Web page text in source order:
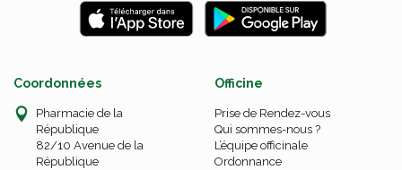
Coordonnées
Pharmacie de la
République
82/10 Avenue de la
République
Officine
Prise de Rendez-vous
Qui sommes-nous ?
L’équipe officinale
Ordonnance